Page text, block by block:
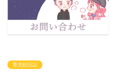
育児絵日記